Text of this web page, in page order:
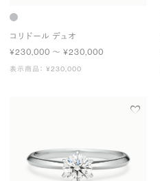
コリドール デュオ
¥230,000 〜 ¥230,000
表示商品： ¥230,000